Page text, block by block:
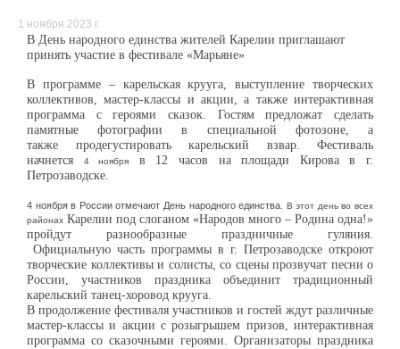
1 ноября 2023 г.
В День народного единства жителей Карелии приглашают
принять участие в фестивале «Марьяне»
В программе – карельская крууга, выступление творческих
коллективов, мастер-классы и акции, а также интерактивная
программа с героями сказок. Гостям
предложат сделать
памятные фотографии в специальной фотозоне, а
также
продегустировать карельский взвар. Фестиваль
начнется
4 ноября в 12 часов на площади
Кирова в г.
Петрозаводске.
4 ноября в России отмечают День народного единства. В этот день во всех
районах Карелии под слоганом «Народов много – Родина одна!»
пройдут разнообразные
праздничные гуляния.
Официальную часть программы в г. Петрозаводске откроют
творческие коллективы и солисты, со сцены прозвучат песни о
России, участников праздника объединит традиционный
карельский танец-хоровод крууга.
В продолжение фестиваля участников и гостей ждут различные
мастер-классы и акции с розыгрышем призов, интерактивная
программа со сказочными героями. Организаторы праздника